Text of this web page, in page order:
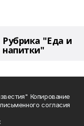
Рубрика "Еда и
напитки"
Копирование
согласия